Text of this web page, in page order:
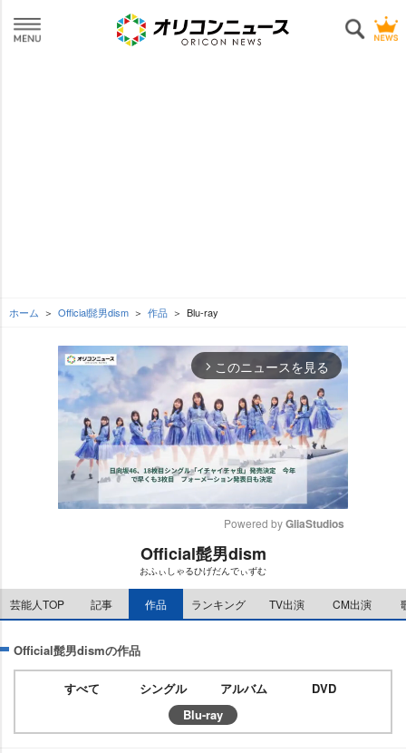
ホーム Official髭男dism 作品 Blu-ray
arrow_forward_ios このニュースを見る
e
Powered by GliaStudios
Official髭男dism
おふぃしゃるひげだんでぃずむ
芸能人TOP 記事 作品 ランキング TV出演 CM出演
Official髭男dismの作品
すべて シングル アルバム
DVD
Blu-ray